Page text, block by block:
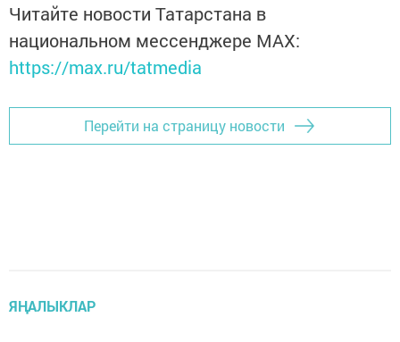
Читайте новости Татарстана в
национальном мессенджере MАХ:
https://max.ru/tatmedia
Перейти на страницу новости
ЯҢАЛЫКЛАР